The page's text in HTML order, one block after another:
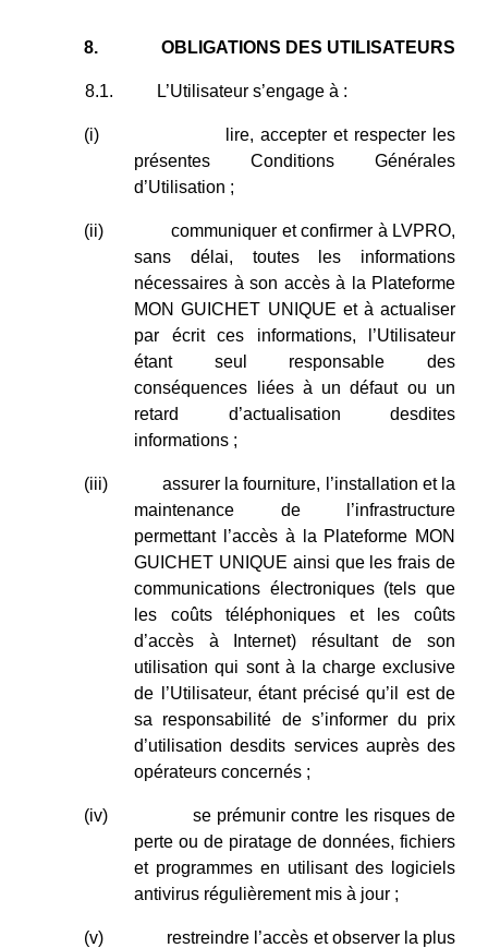
8. OBLIGATIONS DES UTILISATEURS
8.1. L’Utilisateur s’engage à :
(i)
lire, accepter et respecter les
présentes Conditions Générales
d’Utilisation ;
(ii)
communiquer et confirmer à LVPRO,
sans délai, toutes les informations
nécessaires à son accès à la Plateforme
MON GUICHET UNIQUE et à actualiser
par écrit ces informations, l’Utilisateur
étant seul responsable des
conséquences liées à un défaut ou un
retard d’actualisation desdites
informations ;
(iii)
assurer la fourniture, l’installation et la
maintenance de l’infrastructure
permettant l’accès à la Plateforme MON
GUICHET UNIQUE ainsi que les frais de
communications électroniques (tels que
les coûts téléphoniques et les coûts
d’accès à Internet) résultant de son
utilisation qui sont à la charge exclusive
de l’Utilisateur, étant précisé qu’il est de
sa responsabilité de s’informer du prix
d’utilisation desdits services auprès des
opérateurs concernés ;
(iv)
se prémunir contre les risques de
perte ou de piratage de données, fichiers
et programmes en utilisant des logiciels
antivirus régulièrement mis à jour ;
(v)
restreindre l’accès et observer la plus